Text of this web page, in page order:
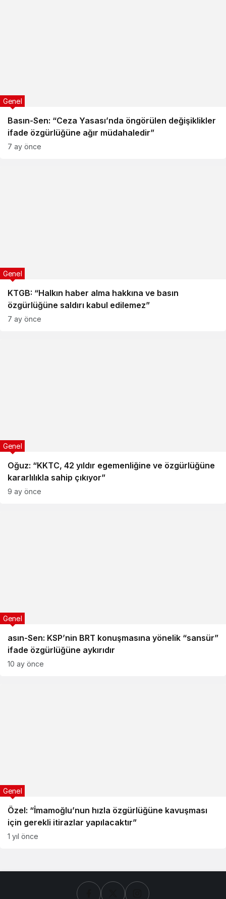
Basın-Sen: “Ceza Yasası’nda öngörülen değişiklikler
ifade özgürlüğüne ağır müdahaledir”
Genel
7 ay önce
KTGB: “Halkın haber alma hakkına ve basın
özgürlüğüne saldırı kabul edilemez”
Genel
7 ay önce
Oğuz: “KKTC, 42 yıldır egemenliğine ve özgürlüğüne
kararlılıkla sahip çıkıyor”
Genel
9 ay önce
asın-Sen: KSP’nin BRT konuşmasına yönelik “sansür”
ifade özgürlüğüne aykırıdır
Genel
10 ay önce
Özel: “İmamoğlu’nun hızla özgürlüğüne kavuşması
için gerekli itirazlar yapılacaktır”
Genel
1 yıl önce